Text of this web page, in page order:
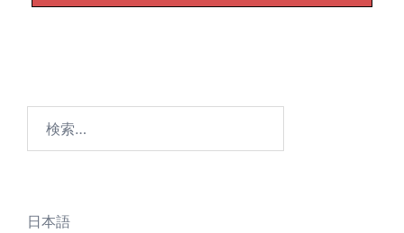
日本語